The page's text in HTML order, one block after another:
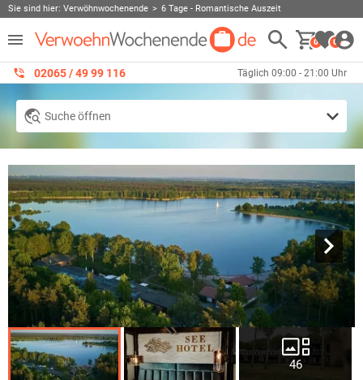
Sie sind hier: Verwöhnwochenende 6 Tage - Romantische Auszeit
0 0
02065 / 49 ‌99 116 Täglich 09:00 - 21:00 Uhr
Suche öffnen
46